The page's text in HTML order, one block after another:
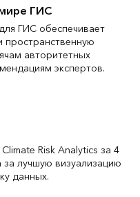
ГИС
ГИС обеспечивает
авторитетных
экспертов.
Risk Analytics за 4
лучшую визуализацию
данных.